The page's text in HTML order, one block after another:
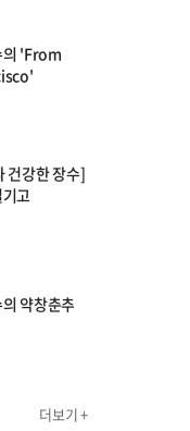
의 'From
건강한 장수]
고
약창춘추
더보기 +